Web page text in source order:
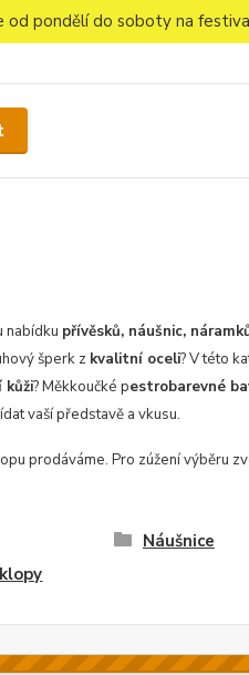
od pondělí do soboty na
nabídku přívěsků, náušnic,
šperk z kvalitní oceli? V této
kůži? Měkkoučké pestrobarevné
vaší představě a vkusu.
prodáváme. Pro zúžení výběru
Náušnice